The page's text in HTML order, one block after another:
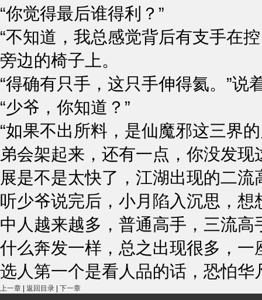
“你觉得最后谁得利？”
“不知道，我总感觉背后有支手在
旁边的椅子上。
“得确有只手，这只手伸得氦。”
“少爷，你知道？”
“如果不出所料，是仙魔邪这三界
弟会架起来，还有一点，你没发
展是不是太快了，江湖出现的二
听少爷说完后，小月陷入沉思，
中人越来越多，普通高手，三流
什么奔发一样，总之出现很多，
选人第一个是看人品的话，恐怕
上一章 返回目录 下一章